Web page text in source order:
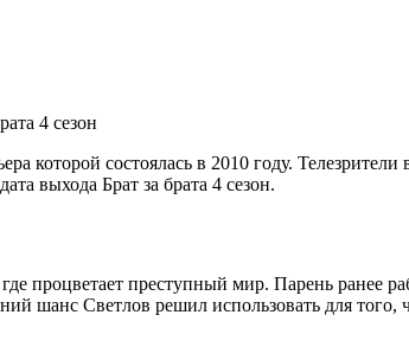
4 сезон
которой состоялась в 2010 году.
выхода Брат за брата 4 сезон.
процветает преступный мир. Парень ранее
шанс Светлов решил использовать для